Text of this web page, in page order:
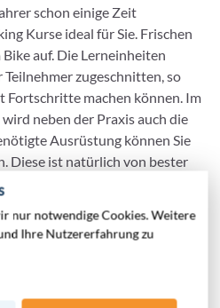
schon einige Zeit
Kurse ideal für Sie. Frischen
auf. Die Lerneinheiten
zugeschnitten, so
Fortschritte machen können. Im
neben der Praxis auch die
Ausrüstung können Sie
Diese ist natürlich von bester
Material. Auf
jeweilige Region in Anspruch
Tourguide die schönsten
nur notwendige Cookies. Weitere
Ihre Nutzererfahrung zu